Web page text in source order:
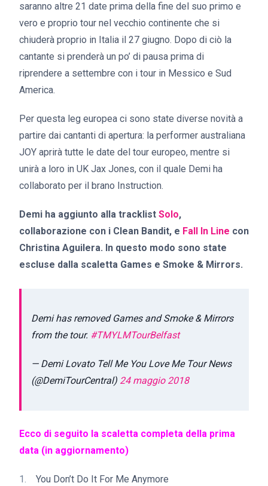
saranno altre 21 date prima della fine del suo primo e
vero e proprio tour nel vecchio continente che si
chiuderà proprio in Italia il 27 giugno. Dopo di ciò la
cantante si prenderà un po’ di pausa prima di
riprendere a settembre con i tour in Messico e Sud
America.
Per questa leg europea ci sono state diverse novità a
partire dai cantanti di apertura: la performer australiana
JOY aprirà tutte le date del tour europeo, mentre si
unirà a loro in UK Jax Jones, con il quale Demi ha
collaborato per il brano Instruction.
Demi ha aggiunto alla tracklist Solo,
collaborazione con i Clean Bandit, e Fall In Line con
Christina Aguilera. In questo modo sono state
escluse dalla scaletta Games e Smoke & Mirrors.
Demi has removed Games and Smoke & Mirrors
from the tour. #TMYLMTourBelfast
— Demi Lovato Tell Me You Love Me Tour News
(@DemiTourCentral) 24 maggio 2018
Ecco di seguito la scaletta completa della prima
data (in aggiornamento)
You Don’t Do It For Me Anymore